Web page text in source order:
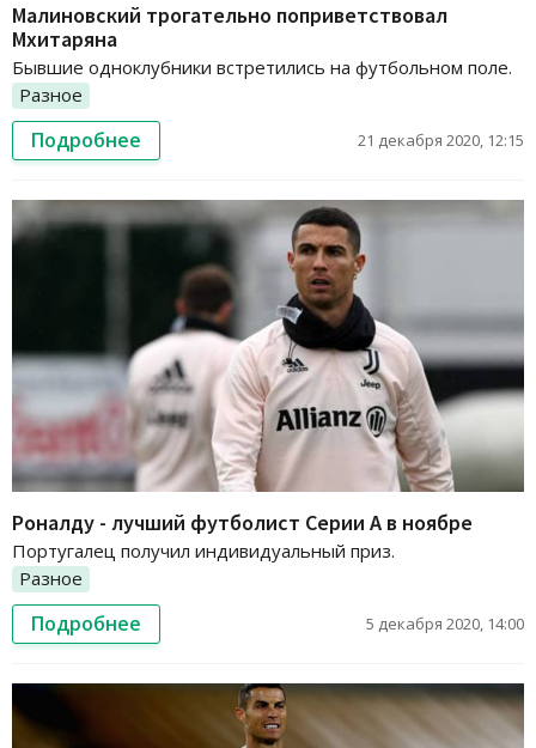
Малиновский трогательно поприветствовал
Мхитаряна
Бывшие одноклубники встретились на футбольном поле.
Разное
Подробнее 21 декабря 2020, 12:15
Роналду - лучший футболист Серии А в ноябре
Португалец получил индивидуальный приз.
Разное
Подробнее 5 декабря 2020, 14:00